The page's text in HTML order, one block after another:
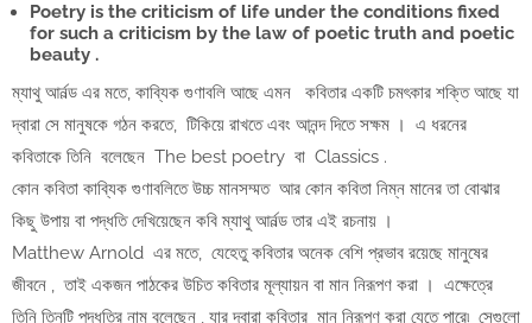
Poetry is the criticism of life under the conditions fixed
for such a criticism by the law of poetic truth and poetic
beauty .
ম্যাথু আর্নল্ড এর মতে, কাব্যিক গুণাবলি আছে এমন কবিতার একটি চমৎকার শক্তি আছে যা
দ্বারা সে মানুষকে গঠন করতে, টিকিয়ে রাখতে এবং আনন্দ দিতে সক্ষম । এ ধরনের
কবিতাকে তিনি বলেছেন The best poetry বা Classics .
কোন কবিতা কাব্যিক গুণাবলিতে উচ্চ মানসম্মত আর কোন কবিতা নিম্ন মানের তা বোঝার
কিছু উপায় বা পদ্ধতি দেখিয়েছেন কবি ম্যাথু আর্নল্ড তার এই রচনায় ।
Matthew Arnold এর মতে, যেহেতু কবিতার অনেক বেশি প্রভাব রয়েছে মানুষের
জীবনে , তাই একজন পাঠকের উচিত কবিতার মূল্যায়ন বা মান নিরূপণ করা । এক্ষেত্রে
তিনি তিনটি পদ্ধতির নাম বলেছেন , যার দ্বারা কবিতার মান নিরূপণ করা যেতে পারে৷ সেগুলো